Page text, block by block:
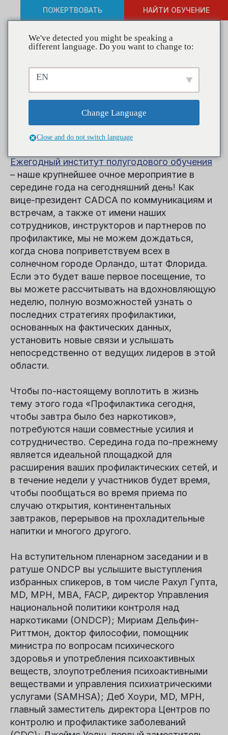
ПОЖЕРТВОВАТЬ НАЙТИ ОБУЧЕНИЕ
Середина года почти
наступила!
Всего через несколько дней лидеры
профилактики, партнеры и активисты со всего
Ежегодный институт полугодового обучения
– наше крупнейшее очное мероприятие в
середине года на сегодняшний день! Как
вице-президент CADCA по коммуникациям и
встречам, а также от имени наших
сотрудников, инструкторов и партнеров по
профилактике, мы не можем дождаться,
когда снова поприветствуем всех в
солнечном городе Орландо, штат Флорида.
Если это будет ваше первое посещение, то
вы можете рассчитывать на вдохновляющую
неделю, полную возможностей узнать о
последних стратегиях профилактики,
основанных на фактических данных,
установить новые связи и услышать
непосредственно от ведущих лидеров в этой
области.
Чтобы по-настоящему воплотить в жизнь
тему этого года «Профилактика сегодня,
чтобы завтра было без наркотиков»,
потребуются наши совместные усилия и
сотрудничество. Середина года по-прежнему
является идеальной площадкой для
расширения ваших профилактических сетей, и
в течение недели у участников будет время,
чтобы пообщаться во время приема по
случаю открытия, континентальных
завтраков, перерывов на прохладительные
напитки и многого другого.
На вступительном пленарном заседании и в
ратуше ONDCP вы услышите выступления
избранных спикеров, в том числе Рахул Гупта,
MD, MPH, MBA, FACP, директор Управления
национальной политики контроля над
наркотиками (ONDCP); Мириам Дельфин-
Риттмон, доктор философии, помощник
министра по вопросам психического
здоровья и употребления психоактивных
веществ, злоупотребления психоактивными
веществами и управления психиатрическими
услугами (SAMHSA); Деб Хоури, MD, MPH,
главный заместитель директора Центров по
контролю и профилактике заболеваний
We've detected you might be speaking a
different language. Do you want to change to:
EN
Change Language
Close and do not switch language